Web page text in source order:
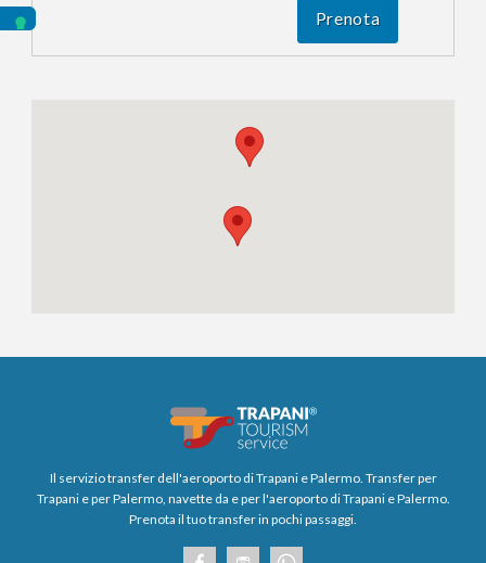
Prenota
Il servizio transfer dell'aeroporto di Trapani e Palermo. Transfer per
Trapani e per Palermo, navette da e per l'aeroporto di Trapani e Palermo.
Prenota il tuo transfer in pochi passaggi.